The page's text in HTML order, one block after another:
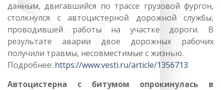
данным, двигавшийся по трассе грузовой фургон,
столкнулся с автоцистерной дорожной службы,
проводившей работы на участке дороги. В
результате аварии двое дорожных рабочих
получили травмы, несовместимые с жизнью.
Подробнее: https://www.vesti.ru/article/1356713
Автоцистерна с битумом опрокинулась в